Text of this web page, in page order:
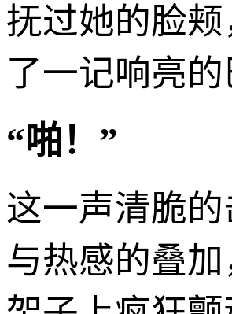
抚过她的脸
了一记响亮的
“啪！”
这一声清脆
与热感的叠